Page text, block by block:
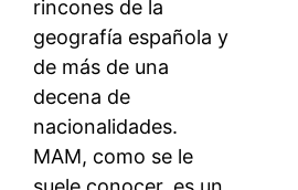
rincones de la
geografía española y
de más de una
decena de
nacionalidades.
MAM, como se le